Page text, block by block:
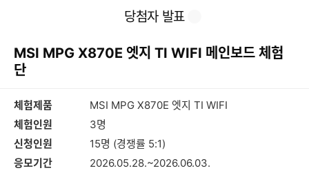
당첨자 발표
기
MSI MPG X870E 엣지 TI WIFI 메인보드 체험
단
체험제품
MSI MPG X870E 엣지 TI WIFI
체험인원
3명
신청인원
15명 (경쟁률 5:1)
응모기간
2026.05.28.~2026.06.03.